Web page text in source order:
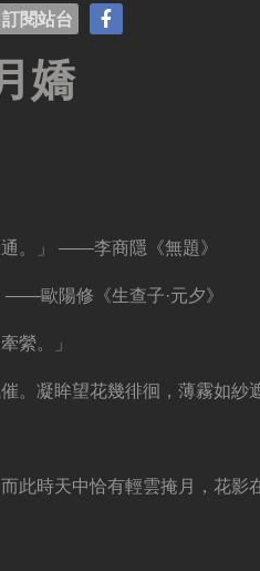
訂閱站台
嬌
。」 ——李商隱《無題》
——歐陽修《生查子·元夕》
縈。」
。凝眸望花幾徘徊，薄霧如紗
此時天中恰有輕雲掩月，花影